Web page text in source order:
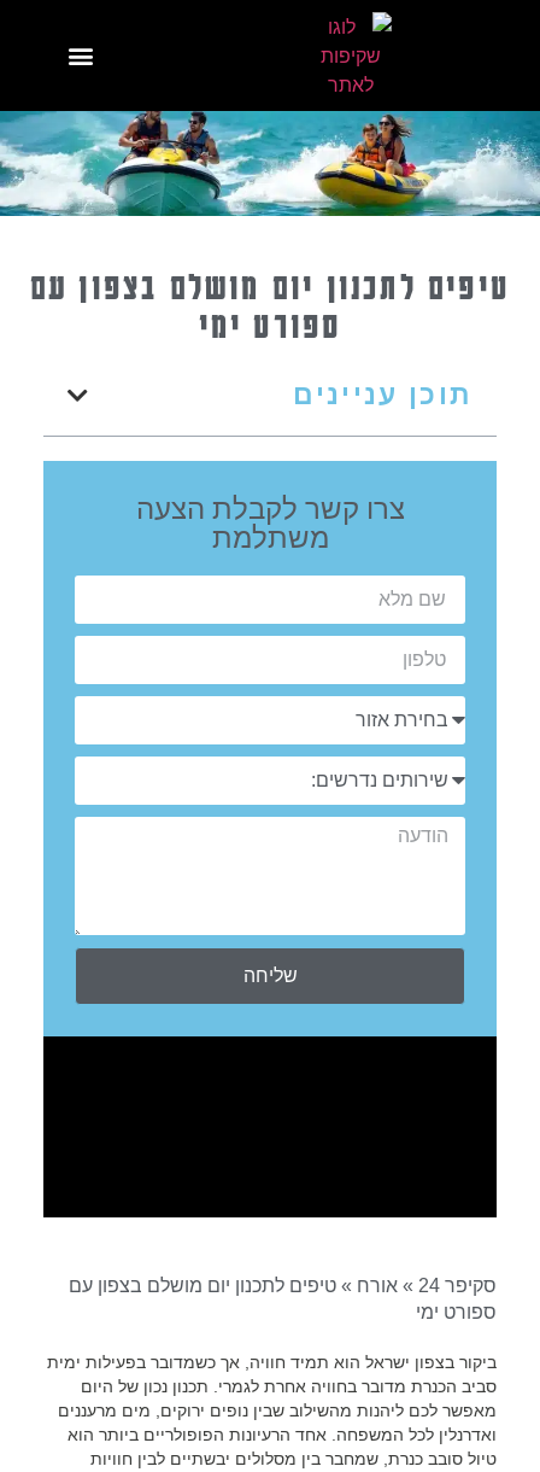
טיפים לתכנון יום מושלם בצפון עם
ספורט ימי
סקיפר 24 » אורח » טיפים לתכנון יום מושלם בצפון עם
ספורט ימי
ביקור בצפון ישראל הוא תמיד חוויה, אך כשמדובר בפעילות ימית
סביב הכנרת מדובר בחוויה אחרת לגמרי. תכנון נכון של היום
מאפשר לכם ליהנות מהשילוב שבין נופים ירוקים, מים מרעננים
ואדרנלין לכל המשפחה. אחד הרעיונות הפופולריים ביותר הוא
טיול סובב כנרת, שמחבר בין מסלולים יבשתיים לבין חוויות
תוכן עניינים
צרו קשר לקבלת הצעה
משתלמת
שליחה